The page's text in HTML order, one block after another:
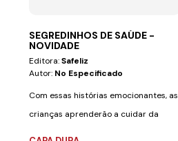
SEGREDINHOS DE SAÚDE -
NOVIDADE
Editora:Safeliz
Autor: No Especificado
Com essas histórias emocionantes, as
crianças aprenderão a cuidar da